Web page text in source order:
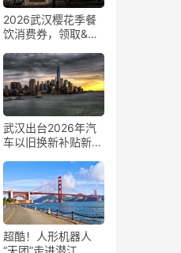
2026武汉樱花季餐
饮消费券，领取&使
武汉出台2026年汽
车以旧换新补贴新
撬动车市消费扩容
超酷！人形机器人